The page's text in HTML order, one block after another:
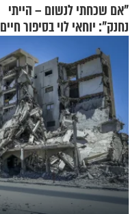
"אם שכחתי לנשום – הייתי
נחנק": יוחאי לוי בסיפור חיים
מעורר השראה